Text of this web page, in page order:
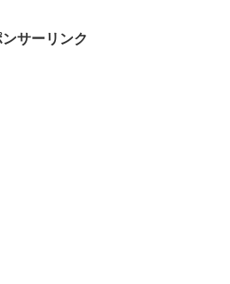
ンサーリンク